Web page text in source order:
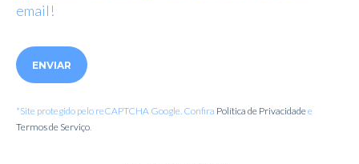
email!
*Site protegido pelo reCAPTCHA Google. Confira Política de Privacidadee
Termos de Serviço